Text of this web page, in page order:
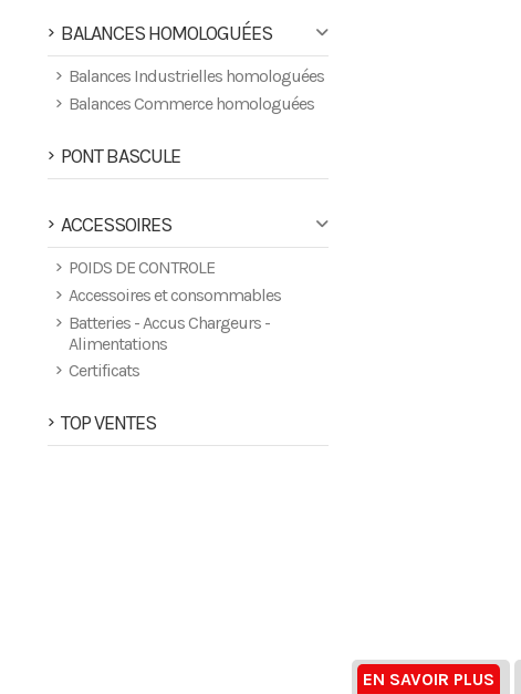
EN SAVOIR PLUS
BALANCES HOMOLOGUÉES
Balances Industrielles homologuées
Balances Commerce homologuées
PONT BASCULE
ACCESSOIRES
POIDS DE CONTROLE
Accessoires et consommables
Batteries - Accus Chargeurs -
Alimentations
Certificats
TOP VENTES